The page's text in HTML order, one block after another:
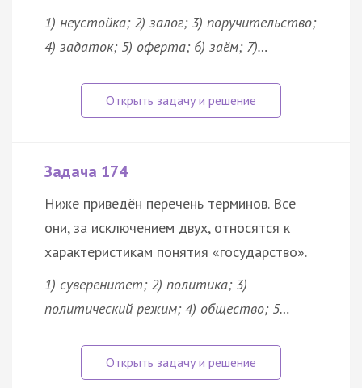
1) неустойка; 2) залог; 3) поручительство;
4) задаток; 5) оферта; 6) заём; 7)…
Задача 174
Ниже приведён перечень терминов. Все
они, за исключением двух, относятся к
характеристикам понятия «государство».
1) суверенитет; 2) политика; 3)
политический режим; 4) общество; 5…